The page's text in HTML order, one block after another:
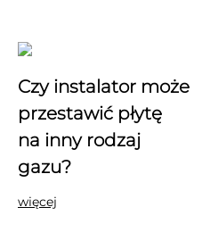
Czy instalator może
przestawić płytę
na inny rodzaj
gazu?
więcej